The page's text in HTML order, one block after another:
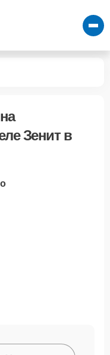
Зенит в